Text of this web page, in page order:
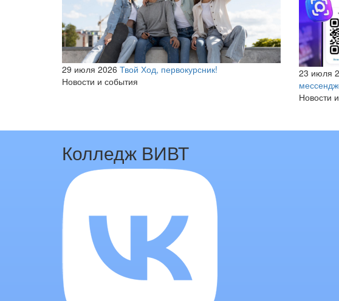
29 июля 2026 Твой Ход, первокурсник!
Новости и события
23 июля
Новости
Колледж ВИВТ